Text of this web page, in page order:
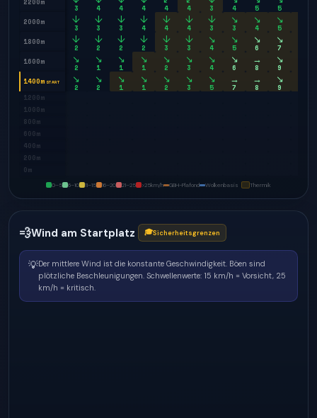
3 4 4 4 4 4 3 4 5 5
2000m
↓
3
↓
3
↓
3
↓
4
↓
4
↓
4
↓
3
↘
3
↘
4
↘
5
1800m
↓
2
↓
2
↓
2
↓
2
↓
3
↓
3
↘
4
↘
5
↘
6
↘
7
1600m
↘
2
↘
1
↘
1
↘
1
↘
2
↘
3
↘
4
↘
6
→
8
↘
9
1400m START ↘
2
↘
2
↘
1
↘
1
↘
2
↘
3
↘
5
→
7
→
8
↘
9
1200m
1000m
800m
600m
400m
200m
0m
0–5 6–10 11–15 16–20 21–25 >25km/h GBH-Plafond Wolkenbasis Thermik
💨Wind am Startplatz 🎓Sicherheitsgrenzen
💡Der mittlere Wind ist die konstante Geschwindigkeit. Böen sind
plötzliche Beschleunigungen. Schwellenwerte: 15 km/h = Vorsicht, 25
km/h = kritisch.